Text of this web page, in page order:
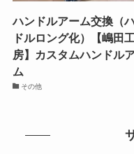
ハンドルアーム交換（
ドルロング化）【嶋田
房】カスタムハンドル
ム
その他